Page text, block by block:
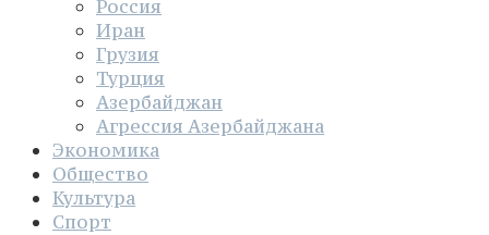
Россия
Иран
Грузия
Турция
Азербайджан
Агрессия Азербайджана
Экономика
Общество
Культура
Спорт